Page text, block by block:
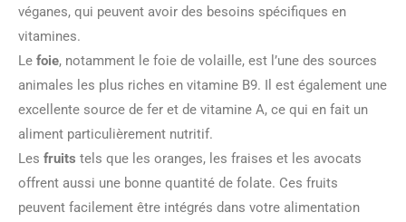
véganes, qui peuvent avoir des besoins spécifiques en
vitamines.
Le foie, notamment le foie de volaille, est l’une des sources
animales les plus riches en vitamine B9. Il est également une
excellente source de fer et de vitamine A, ce qui en fait un
aliment particulièrement nutritif.
Les fruits tels que les oranges, les fraises et les avocats
offrent aussi une bonne quantité de folate. Ces fruits
peuvent facilement être intégrés dans votre alimentation